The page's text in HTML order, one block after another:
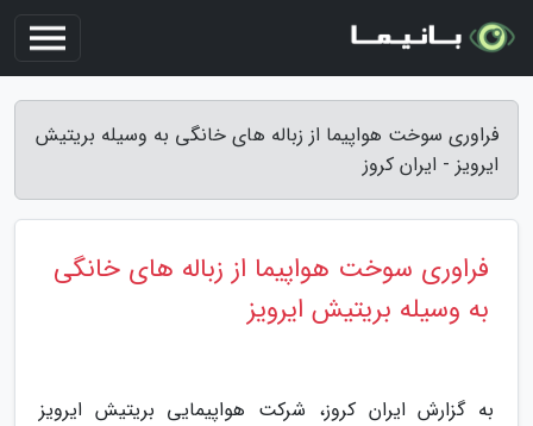
فراوری سوخت هواپیما از زباله های خانگی به وسیله بریتیش
ایرویز - ایران کروز
فراوری سوخت هواپیما از زباله های خانگی
به وسیله بریتیش ایرویز
به گزارش ایران کروز، شرکت هواپیمایی بریتیش ایرویز